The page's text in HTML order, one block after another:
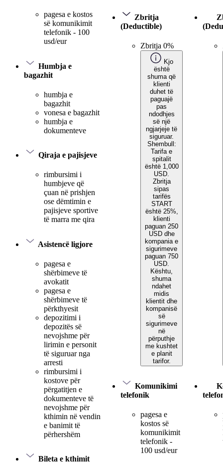
pagesa e kostos
së komunikimit
telefonik - 100
usd/eur
Humbja e
bagazhit
humbja e
bagazhit
vonesa e bagazhit
humbja e
dokumenteve
Qiraja e pajisjeve
rimbursimi i
humbjeve që
çuan në prishjen
ose dëmtimin e
pajisjeve sportive
të marra me qira
Asistencë ligjore
pagesa e
shërbimeve të
avokatit
pagesa e
shërbimeve të
përkthyesit
depozitimi i
depozitës së
nevojshme për
lirimin e personit
të siguruar nga
arresti
rimbursimi i
kostove për
përgatitjen e
dokumenteve të
nevojshme për
kthimin në vendin
e banimit të
përhershëm
Bileta e kthimit
Zbritja
(Deductible)
Zbritja 0%
Kjo
është
shuma që
klienti
duhet të
paguajë
pas
ndodhjes
së një
ngjarjeje të
siguruar.
Shembull:
Tarifa e
spitalit
është 1,000
USD.
Zbritja
sipas
tarifës
START
është 25%,
klienti
paguan 250
USD dhe
kompania e
sigurimeve
paguan 750
USD.
Kështu,
shuma
ndahet
midis
klientit dhe
kompanisë
së
sigurimeve
në
përputhje
me kushtet
e planit
tarifor.
Komunikimi
telefonik
pagesa e
kostos së
komunikimit
telefonik -
100 usd/eur